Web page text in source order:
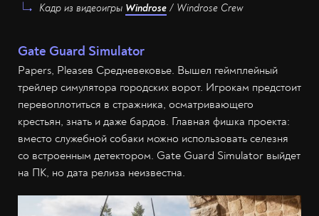
Кадр из видеоигры Windrose / Windrose Crew
Gate Guard Simulator
Papers, Pleaseв Средневековье. Вышел геймплейный
трейлер симулятора городских ворот. Игрокам предстоит
перевоплотиться в стражника, осматривающего
крестьян, знать и даже бардов. Главная фишка проекта:
вместо служебной собаки можно использовать селезня
со встроенным детектором. Gate Guard Simulator выйдет
на ПК, но дата релиза неизвестна.